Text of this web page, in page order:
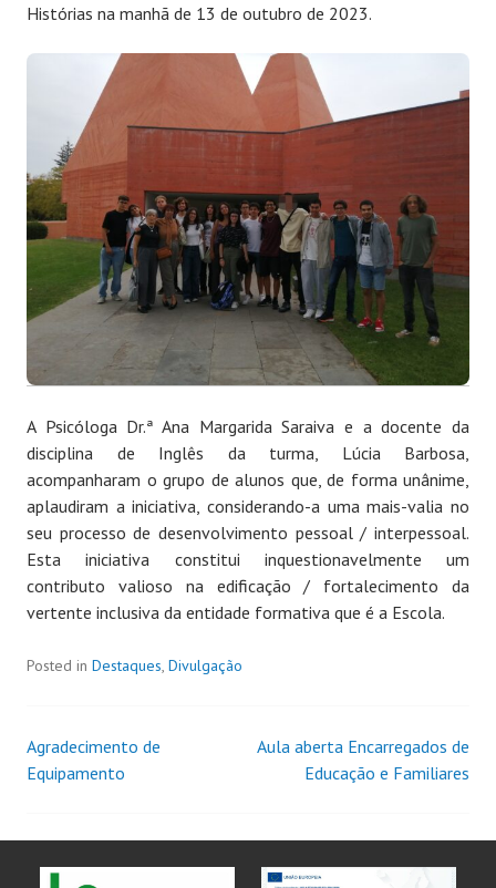
Histórias na manhã de 13 de outubro de 2023.
A Psicóloga Dr.ª Ana Margarida Saraiva e a docente da
disciplina de Inglês da turma, Lúcia Barbosa,
acompanharam o grupo de alunos que, de forma unânime,
aplaudiram a iniciativa, considerando-a uma mais-valia no
seu processo de desenvolvimento pessoal / interpessoal.
Esta iniciativa constitui inquestionavelmente um
contributo valioso na edificação / fortalecimento da
vertente inclusiva da entidade formativa que é a Escola.
Posted in Destaques, Divulgação
Agradecimento de
Equipamento
Aula aberta Encarregados de
Educação e Familiares